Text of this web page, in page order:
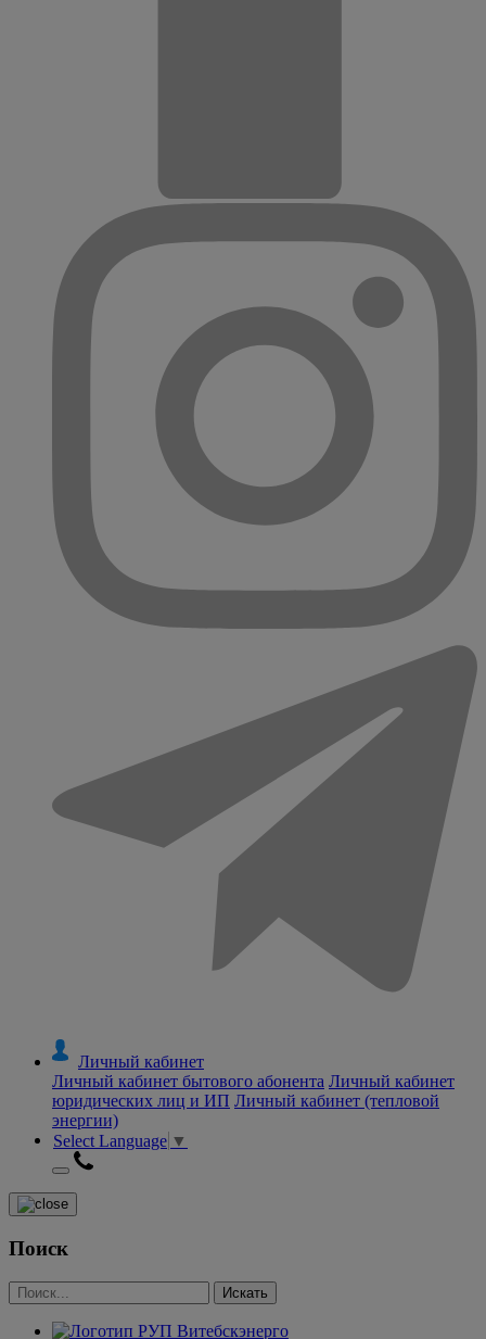
Личный кабинет
Личный кабинет бытового абонента Личный кабинет
юридических лиц и ИП Личный кабинет (тепловой
энергии)
Select Language ▼
Поиск